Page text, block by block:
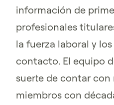
información de
profesionales
la fuerza laboral y
contacto. El equipo
suerte de contar con
miembros con